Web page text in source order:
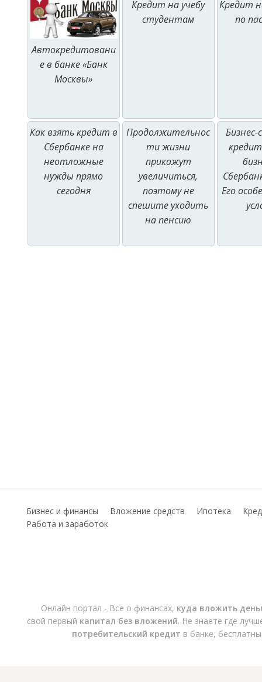
Автокредитовани
е в банке «Банк
Москвы»
Кредит на учебу
студентам
Кредит
по
Как взять кредит в
Сбербанке на
неотложные
нужды прямо
сегодня
Продолжительнос
ти жизни
прикажут
увеличиться,
поэтому не
спешите уходить
на пенсию
Его
Бизнес и финансы Вложение средств Ипотека
Работа и заработок
Онлайн портал - Все о финансах, куда вложить
свой первый капитал без вложений. Не знаете где
потребительский кредит в банке,